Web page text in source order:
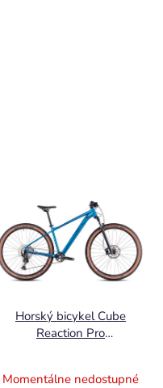
Horský bicykel Cube
Reaction Pro
Momentálne nedostupné